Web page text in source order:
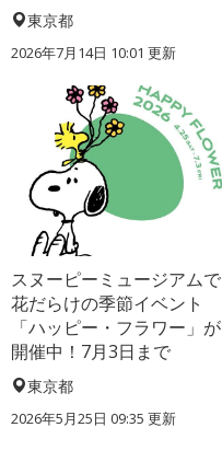
東京都
2026年7月14日 10:01 更新
スヌーピーミュージアムで
花だらけの季節イベント
「ハッピー・フラワー」が
開催中！7月3日まで
東京都
2026年5月25日 09:35 更新